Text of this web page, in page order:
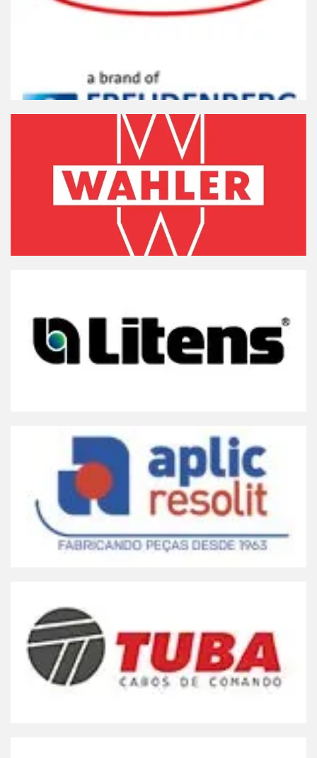
CORTECO
WAHLER
Acesse online, baixe app ou faça download
Clique Aqui
Acesse online, baixe app ou faça download
APLIC RESOLIT
Acesse online, baixe app ou faça download
Clique Aqui
TUBA CABOS
Acesse online, baixe app ou faça download